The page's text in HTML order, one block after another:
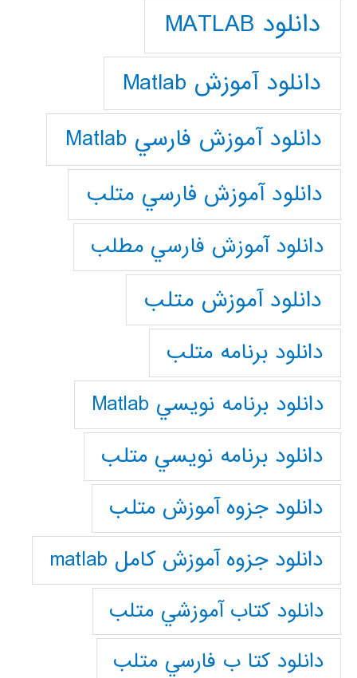
دانلود MATLAB
دانلود آموزش Matlab
دانلود آموزش فارسي Matlab
دانلود آموزش فارسي متلب
دانلود آموزش فارسي مطلب
دانلود آموزش متلب
دانلود برنامه متلب
دانلود برنامه نويسي Matlab
دانلود برنامه نويسي متلب
دانلود جزوه آموزش متلب
دانلود جزوه آموزش کامل matlab
دانلود كتاب آموزشي متلب
دانلود كتا ب فارسي متلب